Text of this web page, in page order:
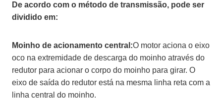
De acordo com o método de transmissão, pode ser
dividido em:
Moinho de acionamento central:O motor aciona o eixo
oco na extremidade de descarga do moinho através do
redutor para acionar o corpo do moinho para girar. O
eixo de saída do redutor está na mesma linha reta com a
linha central do moinho.